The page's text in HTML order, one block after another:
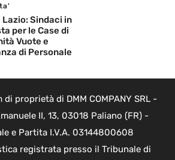
Sindaci in
per le Case di
Vuote e
di Personale
proprietà di DMM COMPANY SRL -
II, 13, 03018 Paliano (FR) -
e Partita I.V.A. 03144800608
registrata presso il Tribunale di